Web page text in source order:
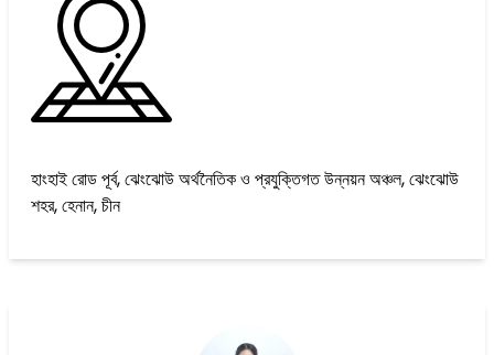
হাংহাই রোড পূর্ব, ঝেংঝোউ অর্থনৈতিক ও প্রযুক্তিগত উন্নয়ন অঞ্চল, ঝেংঝোউ
শহর, হেনান, চীন